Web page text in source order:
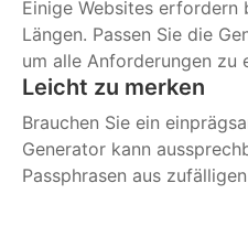
Einige Websites erfordern
Längen. Passen Sie die
um alle Anforderungen zu
Leicht zu merken
Brauchen Sie ein
Generator kann
Passphrasen aus